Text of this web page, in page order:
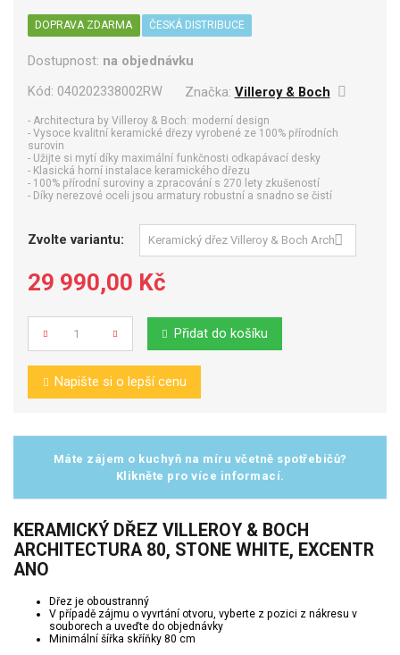
DOPRAVA ZDARMA ČESKÁ DISTRIBUCE
Dostupnost: na objednávku
Kód: 040202338002RW Značka: Villeroy & Boch
- Architectura by Villeroy & Boch: moderní design
- Vysoce kvalitní keramické dřezy vyrobené ze 100% přírodních
surovin
- Užijte si mytí díky maximální funkčnosti odkapávací desky
- Klasická horní instalace keramického dřezu
- 100% přírodní suroviny a zpracování s 270 lety zkušeností
- Díky nerezové oceli jsou armatury robustní a snadno se čistí
Zvolte variantu:
29 990,00 Kč
Počet Přidat do košíku
Napište si o lepší cenu
Máte zájem o kuchyň na míru včetně spotřebičů?
Klikněte pro více informací.
KERAMICKÝ DŘEZ VILLEROY & BOCH
ARCHITECTURA 80, STONE WHITE, EXCENTR
ANO
Dřez je oboustranný
V případě zájmu o vyvrtání otvoru, vyberte z pozici z nákresu v
souborech a uveďte do objednávky
Minimální šířka skříňky 80 cm